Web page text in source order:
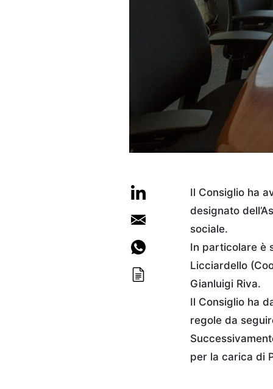
Il Consiglio ha
designato
sociale.
In particolare è
Licciardello
Gianluigi Riva.
Il Consiglio ha
regole da
per la carica di